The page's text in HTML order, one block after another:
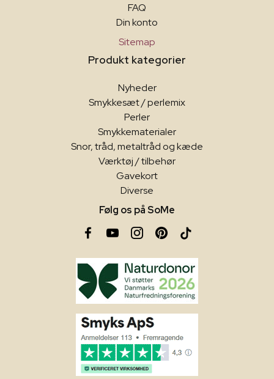
FAQ
Din konto
Sitemap
Produkt kategorier
Nyheder
Smykkesæt / perlemix
Perler
Smykkematerialer
Snor, tråd, metaltråd og kæde
Værktøj / tilbehør
Gavekort
Diverse
Følg os på SoMe